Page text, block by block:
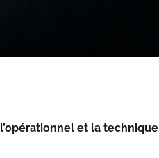
et la tech­nique